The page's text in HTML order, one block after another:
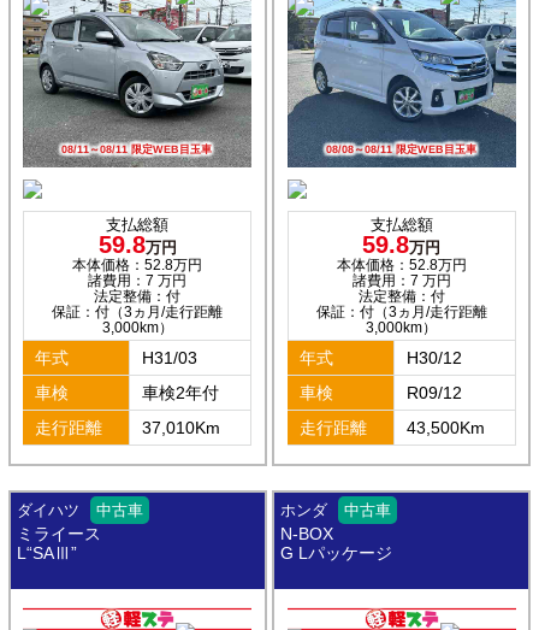
08/11～08/11 限定WEB目玉車
支払総額
59.8万円
本体価格：52.8万円
諸費用：7 万円
法定整備：付
保証：付（3ヵ月/走行距離
3,000km）
年式
H31/03
車検
車検2年付
走行距離
37,010Km
08/08～08/11 限定WEB目玉車
支払総額
59.8万円
本体価格：52.8万円
諸費用：7 万円
法定整備：付
保証：付（3ヵ月/走行距離
3,000km）
年式
H30/12
車検
R09/12
走行距離
43,500Km
ダイハツ 中古車
ミライース
L“SAⅢ”
ホンダ 中古車
N-BOX
G Lパッケージ